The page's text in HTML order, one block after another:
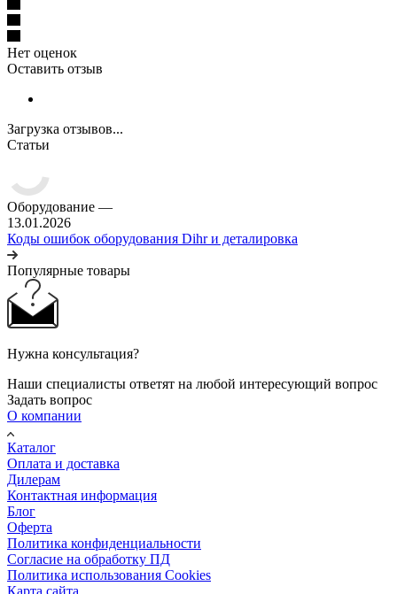
Нет оценок
Оставить отзыв
Загрузка отзывов...
Статьи
Оборудование —
13.01.2026
Коды ошибок оборудования Dihr и деталировка
Популярные товары
Нужна консультация?
Наши специалисты ответят на любой интересующий вопрос
Задать вопрос
О компании
Каталог
Оплата и доставка
Дилерам
Контактная информация
Блог
Оферта
Политика конфиденциальности
Согласие на обработку ПД
Политика использования Cookies